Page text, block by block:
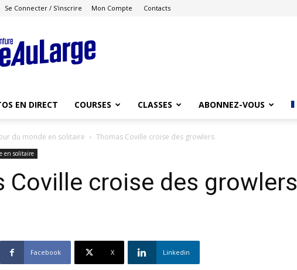
Se Connecter / S'inscrire Mon Compte Contacts
Course
au
Large
EN DIRECT COURSES CLASSES ABONNEZ-VOUS
du monde en solitaire Thomas Coville croise des growlers
en solitaire
Coville croise des growlers
Facebook X Linkedin